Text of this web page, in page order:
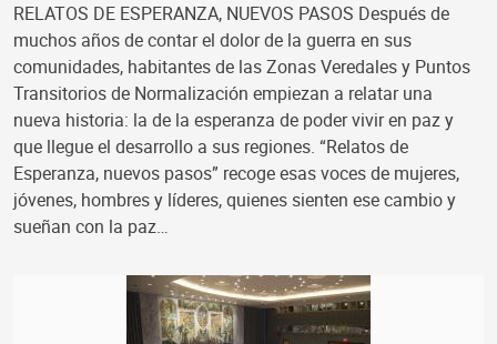
RELATOS DE ESPERANZA, NUEVOS PASOS Después de
muchos años de contar el dolor de la guerra en sus
comunidades, habitantes de las Zonas Veredales y Puntos
Transitorios de Normalización empiezan a relatar una
nueva historia: la de la esperanza de poder vivir en paz y
que llegue el desarrollo a sus regiones. “Relatos de
Esperanza, nuevos pasos” recoge esas voces de mujeres,
jóvenes, hombres y líderes, quienes sienten ese cambio y
sueñan con la paz…